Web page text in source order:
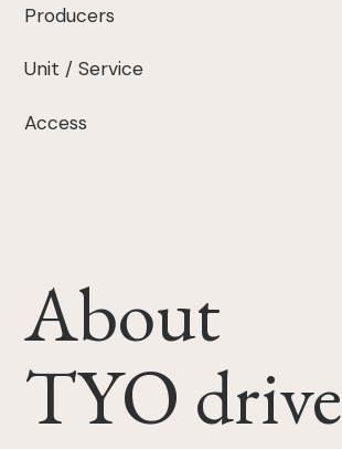
Producers
Unit / Service
Access
About
TYO drive